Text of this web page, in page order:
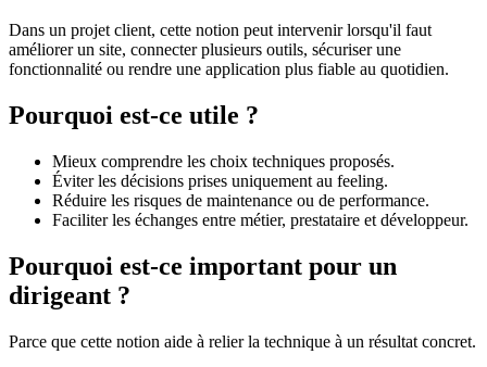
Dans un projet client, cette notion peut intervenir lorsqu'il faut
améliorer un site, connecter plusieurs outils, sécuriser une
fonctionnalité ou rendre une application plus fiable au quotidien.
Pourquoi est-ce utile ?
Mieux comprendre les choix techniques proposés.
Éviter les décisions prises uniquement au feeling.
Réduire les risques de maintenance ou de performance.
Faciliter les échanges entre métier, prestataire et développeur.
Pourquoi est-ce important pour un
dirigeant ?
Parce que cette notion aide à relier la technique à un résultat concret.